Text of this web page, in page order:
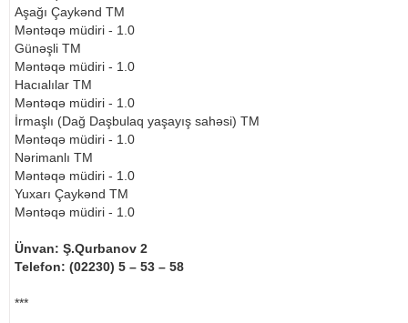
Aşağı Çaykənd TM
Məntəqə müdiri - 1.0
Günəşli TM
Məntəqə müdiri - 1.0
Hacıalılar TM
Məntəqə müdiri - 1.0
İrmaşlı (Dağ Daşbulaq yaşayış sahəsi) TM
Məntəqə müdiri - 1.0
Nərimanlı TM
Məntəqə müdiri - 1.0
Yuxarı Çaykənd TM
Məntəqə müdiri - 1.0
Ünvan: Ş.Qurbanov 2
Telefon: (02230) 5 – 53 – 58
***